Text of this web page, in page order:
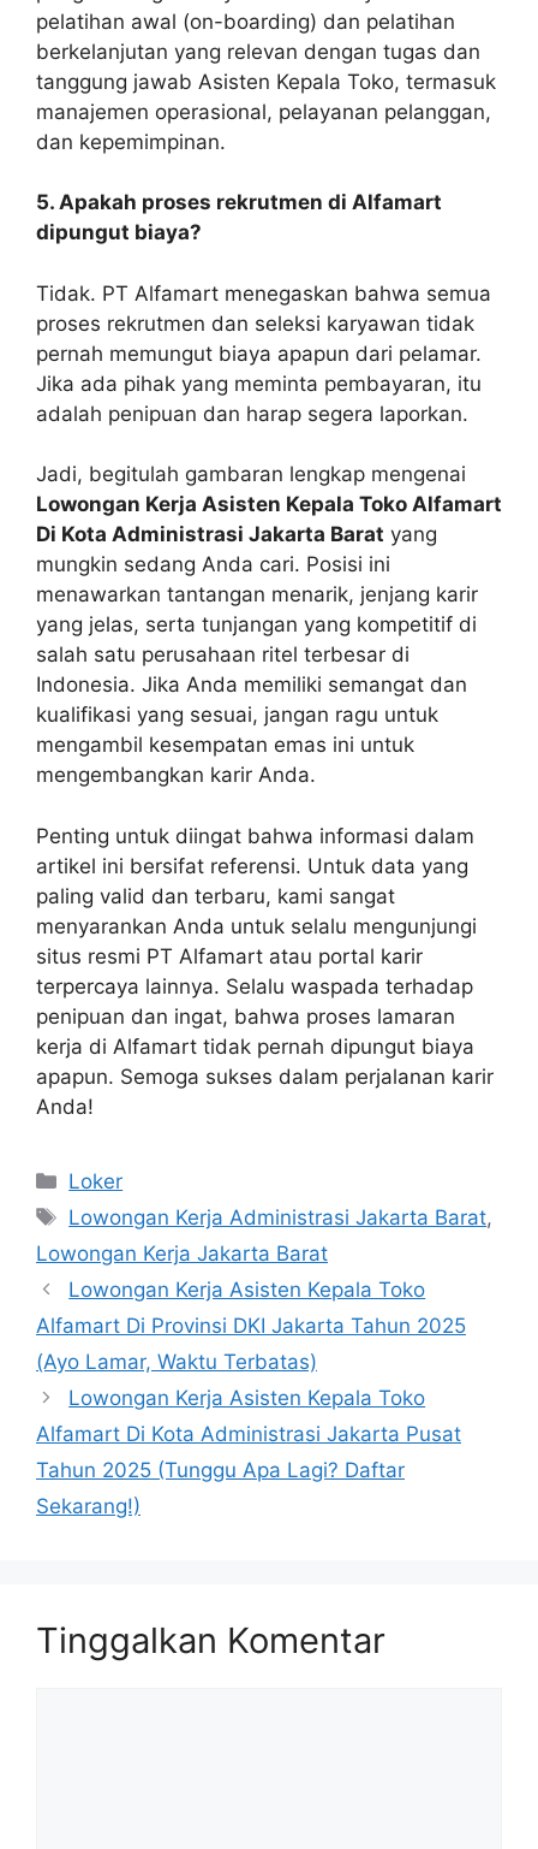
pelatihan awal (on-boarding) dan pelatihan
berkelanjutan yang relevan dengan tugas dan
tanggung jawab Asisten Kepala Toko, termasuk
manajemen operasional, pelayanan pelanggan,
dan kepemimpinan.
5. Apakah proses rekrutmen di Alfamart
dipungut biaya?
Tidak. PT Alfamart menegaskan bahwa semua
proses rekrutmen dan seleksi karyawan tidak
pernah memungut biaya apapun dari pelamar.
Jika ada pihak yang meminta pembayaran, itu
adalah penipuan dan harap segera laporkan.
Jadi, begitulah gambaran lengkap mengenai
Lowongan Kerja Asisten Kepala Toko Alfamart
Di Kota Administrasi Jakarta Barat yang
mungkin sedang Anda cari. Posisi ini
menawarkan tantangan menarik, jenjang karir
yang jelas, serta tunjangan yang kompetitif di
salah satu perusahaan ritel terbesar di
Indonesia. Jika Anda memiliki semangat dan
kualifikasi yang sesuai, jangan ragu untuk
mengambil kesempatan emas ini untuk
mengembangkan karir Anda.
Penting untuk diingat bahwa informasi dalam
artikel ini bersifat referensi. Untuk data yang
paling valid dan terbaru, kami sangat
menyarankan Anda untuk selalu mengunjungi
situs resmi PT Alfamart atau portal karir
terpercaya lainnya. Selalu waspada terhadap
penipuan dan ingat, bahwa proses lamaran
kerja di Alfamart tidak pernah dipungut biaya
apapun. Semoga sukses dalam perjalanan karir
Anda!
Kategori
Loker
Tag
Lowongan Kerja Administrasi Jakarta Barat,
Lowongan Kerja Jakarta Barat
Lowongan Kerja Asisten Kepala Toko
Alfamart Di Provinsi DKI Jakarta Tahun 2025
(Ayo Lamar, Waktu Terbatas)
Lowongan Kerja Asisten Kepala Toko
Alfamart Di Kota Administrasi Jakarta Pusat
Tahun 2025 (Tunggu Apa Lagi? Daftar
Sekarang!)
Tinggalkan Komentar